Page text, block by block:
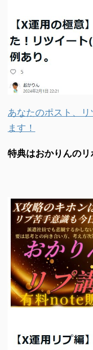
あなたのポスト、
ます！
特典はおかりんのリ